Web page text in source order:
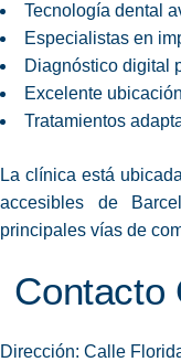
Tecnología dental
Especialistas en
Diagnóstico digital
Excelente
Tratamientos
La clínica está
accesibles de
principales vías de
Contacto
Dirección: Calle